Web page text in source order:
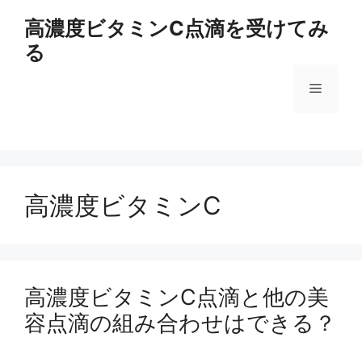
高濃度ビタミンC点滴を受けてみ
る
メ
高濃度ビタミンC
高濃度ビタミンC点滴と他の美
容点滴の組み合わせはできる？